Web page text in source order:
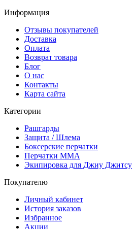
Информация
Отзывы покупателей
Доставка
Оплата
Возврат товара
Блог
О нас
Контакты
Карта сайта
Категории
Рашгарды
Защита / Шлема
Боксерские перчатки
Перчатки ММА
Экипировка для Джиу Джитсу
Покупателю
Личный кабинет
История заказов
Избранное
Акции